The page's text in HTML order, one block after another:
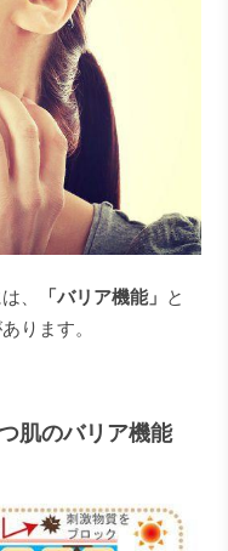
、 「バリア機能」 と
ります。
肌のバリア機能